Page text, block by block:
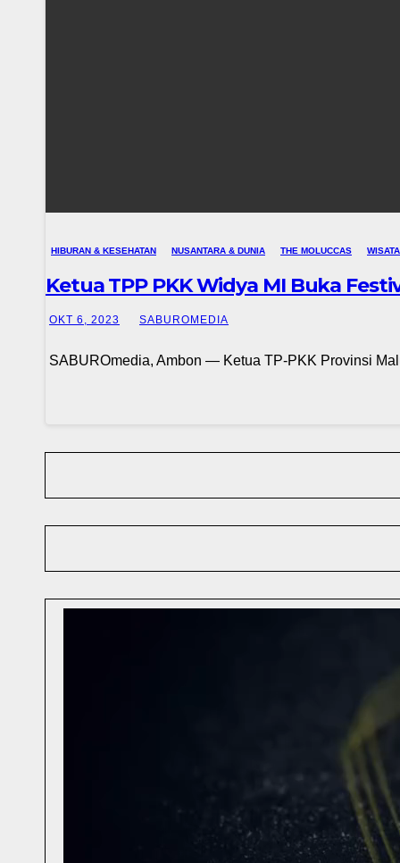
HIBURAN & KESEHATAN NUSANTARA & DUNIA THE MOLUCCAS
Ketua TPP PKK Widya MI Buka
OKT 6, 2023 SABUROMEDIA
SABUROmedia, Ambon — Ketua TP-PKK Provinsi